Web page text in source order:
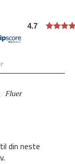
4.7
Fluer
din neste